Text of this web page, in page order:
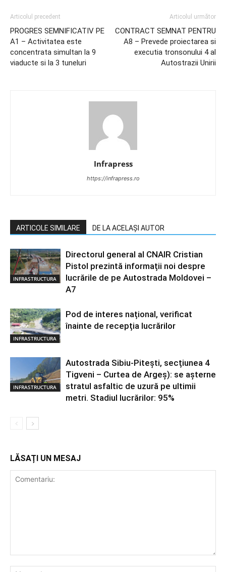
Articolul precedent
PROGRES SEMNIFICATIV PE
A1 – Activitatea este
concentrata simultan la 9
viaducte si la 3 tuneluri
Articolul următor
CONTRACT SEMNAT PENTRU
A8 – Prevede proiectarea si
executia tronsonului 4 al
Autostrazii Unirii
Infrapress
https://infrapress.ro
ARTICOLE SIMILARE DE LA ACELAȘI AUTOR
INFRASTRUCTURA
Directorul general al CNAIR Cristian
Pistol prezintă informații noi despre
lucrările de pe Autostrada Moldovei –
A7
INFRASTRUCTURA
Pod de interes național, verificat
înainte de recepția lucrărilor
INFRASTRUCTURA
Autostrada Sibiu-Pitești, secțiunea 4
Tigveni – Curtea de Argeș): se așterne
stratul asfaltic de uzură pe ultimii
metri. Stadiul lucrărilor: 95%
LĂSAȚI UN MESAJ